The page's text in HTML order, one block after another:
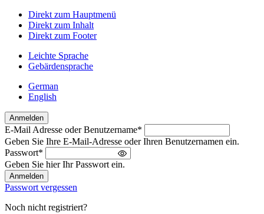
Direkt zum Hauptmenü
Direkt zum Inhalt
Direkt zum Footer
Leichte Sprache
Gebärdensprache
German
English
Anmelden
Willkommen
zurück!
Bitte
melden
Sie
sich
an
E-Mail Adresse oder Benutzername*
Geben Sie Ihre E-Mail-Adresse oder Ihren Benutzernamen ein.
Passwort*
Geben Sie hier Ihr Passwort ein.
Passwort vergessen
Noch nicht registriert?